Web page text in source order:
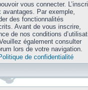
vous connecter.
Par exemple,
des fonctionnalités
Avant de vous inscrire,
de nos conditions
également consulter
lors de votre navigation.
de confidentialité